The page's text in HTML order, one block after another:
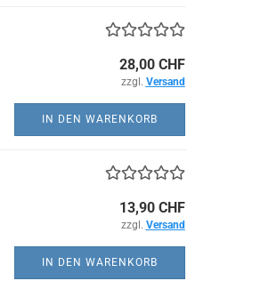
28,00 CHF
zzgl. Versand
IN DEN WARENKORB
13,90 CHF
zzgl. Versand
IN DEN WARENKORB